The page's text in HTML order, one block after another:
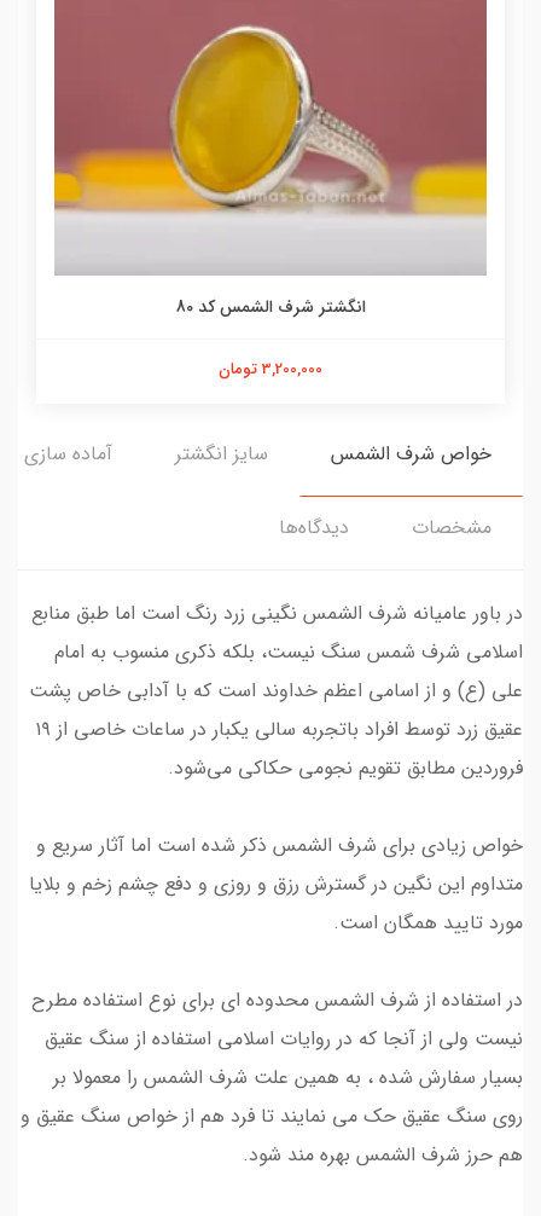
انگشتر شرف الشمس کد 80
3,200,000 تومان
خواص شرف الشمس سایز انگشتر آماده سازی و
مشخصات دیدگاه‌ها
در باور عامیانه شرف الشمس نگینی زرد رنگ است اما طبق منابع
اسلامی شرف شمس سنگ نیست، بلکه ذکری منسوب به امام
علی (ع) و از اسامی اعظم خداوند است که با آدابی خاص پشت
عقیق زرد توسط افراد باتجربه سالی یکبار در ساعات خاصی از ۱۹
فروردین مطابق تقویم‌ نجومی حکاکی می‌شود.
خواص زیادی برای شرف الشمس ذکر شده است اما آثار سریع و
متداوم این نگین در گسترش رزق و روزی و دفع چشم زخم و بلایا
مورد تایید همگان است.
در استفاده از شرف الشمس محدوده ای برای نوع استفاده مطرح
نیست ولی از آنجا که در روایات اسلامی استفاده از سنگ عقیق
بسیار سفارش شده ، به همین علت شرف الشمس را معمولا بر
روی سنگ عقیق حک می نمایند تا فرد هم از خواص سنگ عقیق و
هم حرز شرف الشمس بهره مند شود.